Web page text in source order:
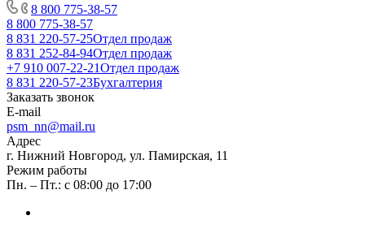
8 800 775-38-57
8 800 775-38-57
8 831 220-57-25Отдел продаж
8 831 252-84-94Отдел продаж
+7 910 007-22-21Отдел продаж
8 831 220-57-23Бухгалтерия
Заказать звонок
E-mail
psm_nn@mail.ru
Адрес
г. Нижний Новгород, ул. Памирская, 11
Режим работы
Пн. – Пт.: с 08:00 до 17:00